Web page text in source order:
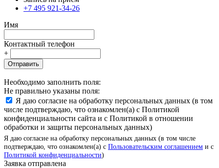
+7 495 921-34-26
Имя
Контактный телефон
+
Отправить
Необходимо заполнить поля:
Не правильно указаны поля:
Я даю согласие на обработку персональных данных (в том
числе подтверждаю, что ознакомлен(а) с Политикой
конфиденциальности сайта и с Политикой в отношении
обработки и защиты персональных данных)
Я даю согласие на обработку персональных данных (в том числе
подтверждаю, что ознакомлен(а) с Пользовательским соглашением и с
Политикой конфиденциальности)
Заявка отправлена